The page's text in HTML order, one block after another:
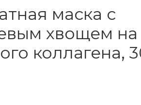
маска с
хвощем на
коллагена,